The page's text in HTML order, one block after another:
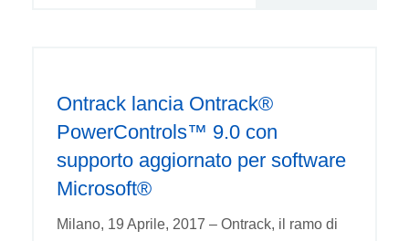
Ontrack lancia Ontrack®
PowerControls™ 9.0 con
supporto aggiornato per software
Microsoft®
Milano, 19 Aprile, 2017 – Ontrack, il ramo di